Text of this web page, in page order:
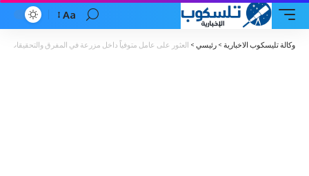
Font
Resizer
Aa
وكالة تليسكوب الاخبارية > رئيسي > العثور على عامل متوفياً داخل مزرعة في المفرق والتحقيقات